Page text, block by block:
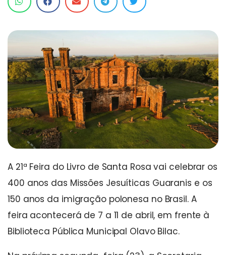
A 21ª Feira do Livro de Santa Rosa vai celebrar os
400 anos das Missões Jesuíticas Guaranis e os
150 anos da imigração polonesa no Brasil. A
feira acontecerá de 7 a 11 de abril, em frente à
Biblioteca Pública Municipal Olavo Bilac.